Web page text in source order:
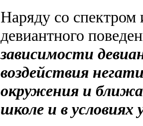
Наряду со
девиантного
зависимости
воздействия
окружения и
школе и в условиях